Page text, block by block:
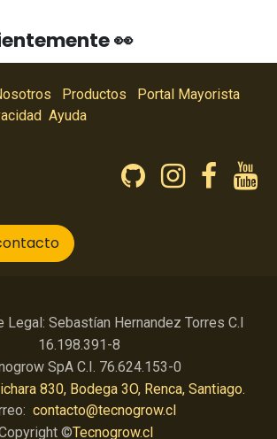
👀
Productos
Portal Mayorista
Ayuda
Legal: Sebastían Hernandez Torres C.I
16.198.391-8
SpA C.I. 76.624.153-0
830, Bodega 3O, Renca, Santiago.
contacto@tecnogrow.cl
©Tecnogrow.cl